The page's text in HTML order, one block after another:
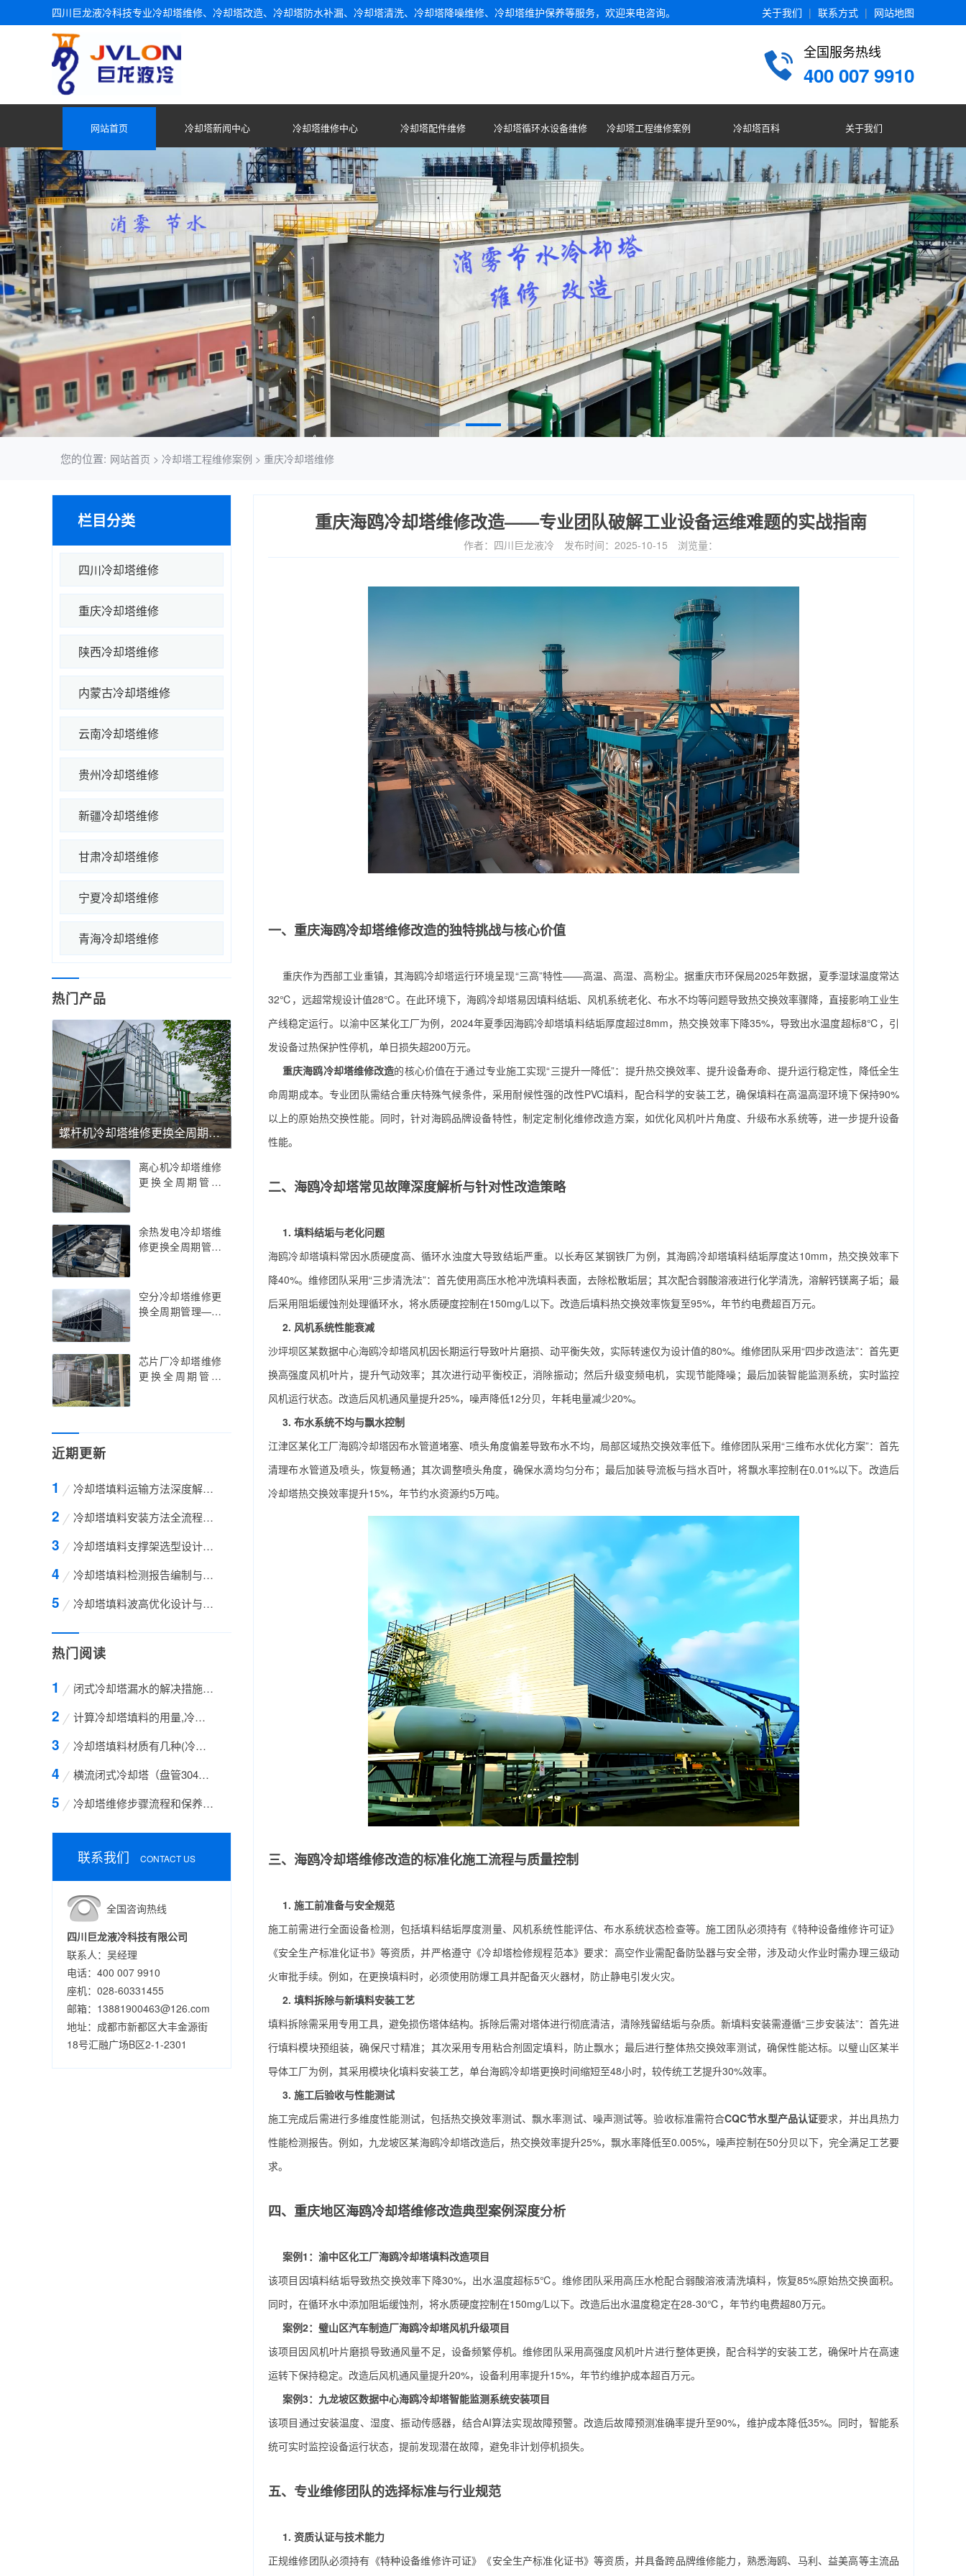
关于我们 | 联系方式 | 网站地图
四川巨龙液冷科技专业冷却塔维修、冷却塔改造、冷却塔防水补漏、冷却塔清洗、冷却塔降噪维修、冷却塔维护保养等服务，欢迎来电咨询。
全国服务热线
400 007 9910
网站首页 冷却塔新闻中心 冷却塔维修中心 冷却塔配件维修 冷却塔循环水设备维修 冷却塔工程维修案例 冷却塔百科 关于我们
您的位置: 网站首页 > 冷却塔工程维修案例 > 重庆冷却塔维修
栏目分类
四川冷却塔维修
重庆冷却塔维修
陕西冷却塔维修
内蒙古冷却塔维修
云南冷却塔维修
贵州冷却塔维修
新疆冷却塔维修
甘肃冷却塔维修
宁夏冷却塔维修
青海冷却塔维修
热门产品
螺杆机冷却塔维修更换全周期管理——螺杆机冷却塔维修更换的精密温控与抗振优化实践指南，螺杆机冷却塔维修更换的行业痛点解析与智能运维策略
离心机冷却塔维修
更换全周期管理
新与精密部件适配
指南，离心机冷却
余热发电冷却塔维
修更换全周期管理
创新与节能策略实
践指南，余热发电
空分冷却塔维修更
换全周期管理——
能升级实践指南，
空分冷却塔维修更
芯片厂冷却塔维修
更换全周期管理
配指南，芯片厂冷
策略
近期更新
冷却塔填料运输方法深度解析——从包装设计到
冷却塔填料安装方法全流程技术解析——从基础
冷却塔填料支撑架选型设计与工程应用全解析—
冷却塔填料检测报告编制与解读全攻略——从标
冷却塔填料波高优化设计与工程应用全解析——
热门阅读
闭式冷却塔漏水的解决措施方案
计算冷却塔填料的用量,冷却塔填料的计算方法
冷却塔填料材质有几种(冷却塔填料哪种材质好)
横流闭式冷却塔（盘管304不锈钢）
冷却塔维修步骤流程和保养的方法有哪些
联系我们 CONTACT US
全国咨询热线
四川巨龙液冷科技有限公司
联系人：吴经理
电话：400 007 9910
座机：028-60331455
邮箱：13881900463@126.com
地址：成都市新都区大丰金源街
18号汇融广场B区2-1-2301
重庆海鸥冷却塔维修改造——专业团队破解工业设备运维难题的实战指南
作者：四川巨龙液冷 发布时间：2025-10-15 浏览量：
一、重庆海鸥冷却塔维修改造的独特挑战与核心价值
重庆作为西部工业重镇，其海鸥冷却塔运行环境呈现“三高”特性——高温、高湿、高粉尘。据重庆市环保局2025年数据，夏季湿球温度常达
32℃，远超常规设计值28℃。在此环境下，海鸥冷却塔易因填料结垢、风机系统老化、布水不均等问题导致热交换效率骤降，直接影响工业生
产线稳定运行。以渝中区某化工厂为例，2024年夏季因海鸥冷却塔填料结垢厚度超过8mm，热交换效率下降35%，导致出水温度超标8℃，引
发设备过热保护性停机，单日损失超200万元。
重庆海鸥冷却塔维修改造的核心价值在于通过专业施工实现“三提升一降低”：提升热交换效率、提升设备寿命、提升运行稳定性，降低全生
命周期成本。专业团队需结合重庆特殊气候条件，采用耐候性强的改性PVC填料，配合科学的安装工艺，确保填料在高温高湿环境下保持90%
以上的原始热交换性能。同时，针对海鸥品牌设备特性，制定定制化维修改造方案，如优化风机叶片角度、升级布水系统等，进一步提升设备
性能。
二、海鸥冷却塔常见故障深度解析与针对性改造策略
1. 填料结垢与老化问题
海鸥冷却塔填料常因水质硬度高、循环水浊度大导致结垢严重。以长寿区某钢铁厂为例，其海鸥冷却塔填料结垢厚度达10mm，热交换效率下
降40%。维修团队采用“三步清洗法”：首先使用高压水枪冲洗填料表面，去除松散垢层；其次配合弱酸溶液进行化学清洗，溶解钙镁离子垢；最
后采用阻垢缓蚀剂处理循环水，将水质硬度控制在150mg/L以下。改造后填料热交换效率恢复至95%，年节约电费超百万元。
2. 风机系统性能衰减
沙坪坝区某数据中心海鸥冷却塔风机因长期运行导致叶片磨损、动平衡失效，实际转速仅为设计值的80%。维修团队采用“四步改造法”：首先更
换高强度风机叶片，提升气动效率；其次进行动平衡校正，消除振动；然后升级变频电机，实现节能降噪；最后加装智能监测系统，实时监控
风机运行状态。改造后风机通风量提升25%，噪声降低12分贝，年耗电量减少20%。
3. 布水系统不均与飘水控制
江津区某化工厂海鸥冷却塔因布水管道堵塞、喷头角度偏差导致布水不均，局部区域热交换效率低下。维修团队采用“三维布水优化方案”：首先
清理布水管道及喷头，恢复畅通；其次调整喷头角度，确保水滴均匀分布；最后加装导流板与挡水百叶，将飘水率控制在0.01%以下。改造后
冷却塔热交换效率提升15%，年节约水资源约5万吨。
三、海鸥冷却塔维修改造的标准化施工流程与质量控制
1. 施工前准备与安全规范
施工前需进行全面设备检测，包括填料结垢厚度测量、风机系统性能评估、布水系统状态检查等。施工团队必须持有《特种设备维修许可证》
《安全生产标准化证书》等资质，并严格遵守《冷却塔检修规程范本》要求：高空作业需配备防坠器与安全带，涉及动火作业时需办理三级动
火审批手续。例如，在更换填料时，必须使用防爆工具并配备灭火器材，防止静电引发火灾。
2. 填料拆除与新填料安装工艺
填料拆除需采用专用工具，避免损伤塔体结构。拆除后需对塔体进行彻底清洁，清除残留结垢与杂质。新填料安装需遵循“三步安装法”：首先进
行填料模块预组装，确保尺寸精准；其次采用专用粘合剂固定填料，防止飘水；最后进行整体热交换效率测试，确保性能达标。以璧山区某半
导体工厂为例，其采用模块化填料安装工艺，单台海鸥冷却塔更换时间缩短至48小时，较传统工艺提升30%效率。
3. 施工后验收与性能测试
施工完成后需进行多维度性能测试，包括热交换效率测试、飘水率测试、噪声测试等。验收标准需符合CQC节水型产品认证要求，并出具热力
性能检测报告。例如，九龙坡区某海鸥冷却塔改造后，热交换效率提升25%，飘水率降低至0.005%，噪声控制在50分贝以下，完全满足工艺要
求。
四、重庆地区海鸥冷却塔维修改造典型案例深度分析
案例1：渝中区化工厂海鸥冷却塔填料改造项目
该项目因填料结垢导致热交换效率下降30%，出水温度超标5℃。维修团队采用高压水枪配合弱酸溶液清洗填料，恢复85%原始热交换面积。
同时，在循环水中添加阻垢缓蚀剂，将水质硬度控制在150mg/L以下。改造后出水温度稳定在28-30℃，年节约电费超80万元。
案例2：璧山区汽车制造厂海鸥冷却塔风机升级项目
该项目因风机叶片磨损导致通风量不足，设备频繁停机。维修团队采用高强度风机叶片进行整体更换，配合科学的安装工艺，确保叶片在高速
运转下保持稳定。改造后风机通风量提升20%，设备利用率提升15%，年节约维护成本超百万元。
案例3：九龙坡区数据中心海鸥冷却塔智能监测系统安装项目
该项目通过安装温度、湿度、振动传感器，结合AI算法实现故障预警。改造后故障预测准确率提升至90%，维护成本降低35%。同时，智能系
统可实时监控设备运行状态，提前发现潜在故障，避免非计划停机损失。
五、专业维修团队的选择标准与行业规范
1. 资质认证与技术能力
正规维修团队必须持有《特种设备维修许可证》《安全生产标准化证书》等资质，并具备跨品牌维修能力，熟悉海鸥、马利、益美高等主流品